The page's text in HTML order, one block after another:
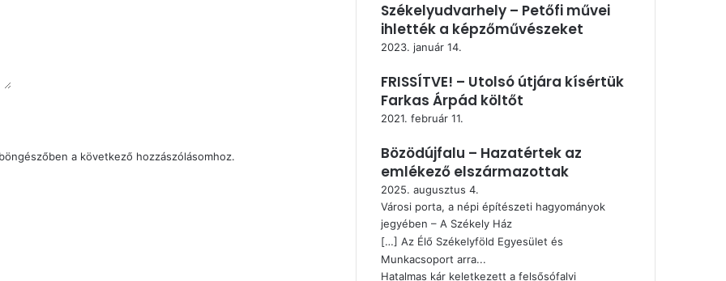
a következő hozzászólásomhoz.
Székelyudvarhely – Petőfi művei
ihlették a képzőművészeket
2023. január 14.
FRISSÍTVE! – Utolsó útjára kísértük
Farkas Árpád költőt
2021. február 11.
Bözödújfalu – Hazatértek az
emlékező elszármazottak
2025. augusztus 4.
Városi porta, a népi építészeti hagyományok
jegyében – A Székely Ház
[…] Az Élő Székelyföld Egyesület és
Munkacsoport arra...
Hatalmas kár keletkezett a felsősófalvi